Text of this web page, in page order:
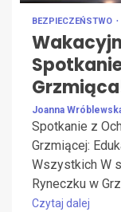
BEZPIECZEŃSTWO
Spotkanie
Joanna
Spotkanie z
Grzmiącej:
Wszystkich W
Ryneczku w
Czytaj dalej